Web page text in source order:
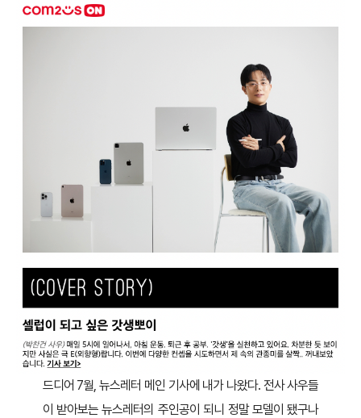
드디어 7월, 뉴스레터 메인 기사에 내가 나왔다. 전사 사우들
이 받아보는 뉴스레터의 주인공이 되니 정말 모델이 됐구나